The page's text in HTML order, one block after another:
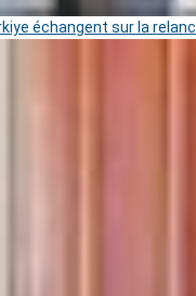
échangent sur la